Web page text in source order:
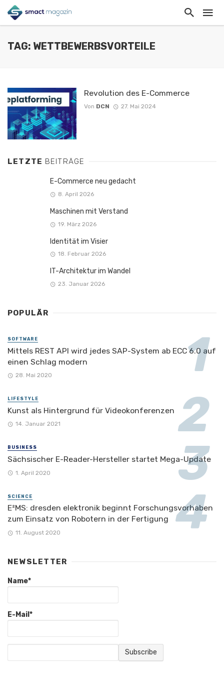
TAG: WETTBEWERBSVORTEILE
Revolution des E-Commerce
Von DCN 27. Mai 2024
LETZTE BEITRÄGE
E-Commerce neu gedacht
8. April 2026
Maschinen mit Verstand
19. März 2026
Identität im Visier
18. Februar 2026
IT-Architektur im Wandel
23. Januar 2026
POPULÄR
SOFTWARE
Mittels REST API wird jedes SAP-System ab ECC 6.0 auf
einen Schlag modern
28. Mai 2020
LIFESTYLE
Kunst als Hintergrund für Videokonferenzen
14. Januar 2021
BUSINESS
Sächsischer E-Reader-Hersteller startet Mega-Update
1. April 2020
SCIENCE
E²MS: dresden elektronik beginnt Forschungsvorhaben
zum Einsatz von Robotern in der Fertigung
11. August 2020
NEWSLETTER
Name*
E-Mail*